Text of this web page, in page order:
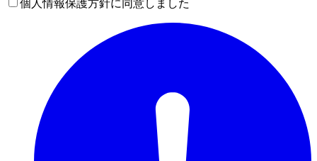
個人情報保護方針に同意しました